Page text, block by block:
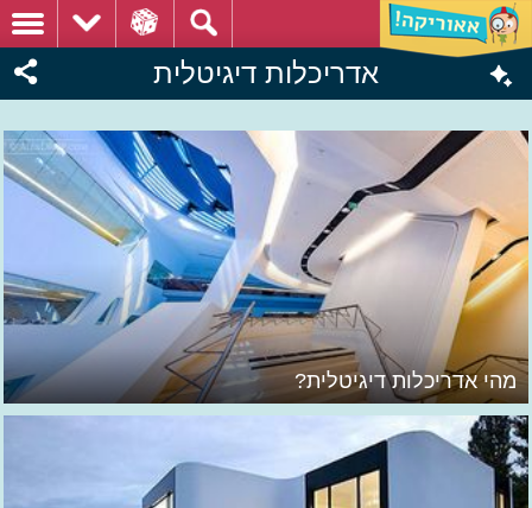
אדריכלות דיגיטלית
מהי אדריכלות דיגיטלית?